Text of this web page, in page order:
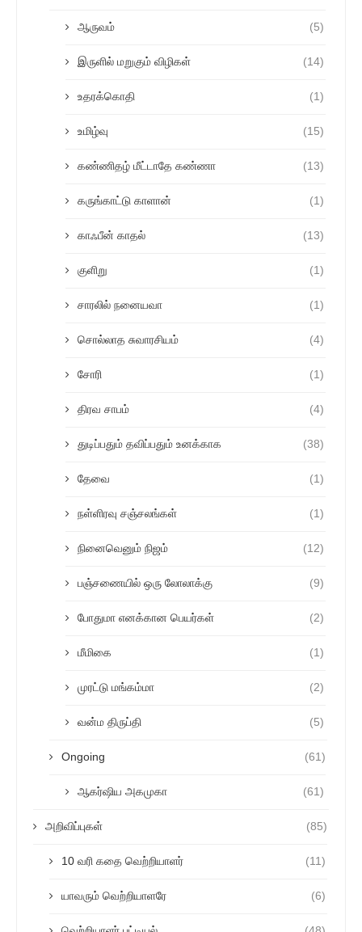
ஆருவம் (5)
இருளில் மறுகும் விழிகள் (14)
உதரக்கொதி (1)
உமிழ்வு (15)
கண்ணிதழ் மீட்டாதே கண்ணா (13)
கருங்காட்டு காளான் (1)
காஃபீன் காதல் (13)
குளிறு (1)
சாரலில் நனையவா (1)
சொல்லாத சுவாரசியம் (4)
சோரி (1)
திரவ சாபம் (4)
துடிப்பதும் தவிப்பதும் உனக்காக (38)
தேவை (1)
நள்ளிரவு சஞ்சலங்கள் (1)
நினைவெனும் நிஜம் (12)
பஞ்சணையில் ஒரு லோலாக்கு (9)
போதுமா எனக்கான பெயர்கள் (2)
மீமிகை (1)
முரட்டு மங்கம்மா (2)
வன்ம திருப்தி (5)
Ongoing (61)
ஆகர்ஷிய அகமுகா (61)
அறிவிப்புகள் (85)
10 வரி கதை வெற்றியாளர் (11)
யாவரும் வெற்றியாளரே (6)